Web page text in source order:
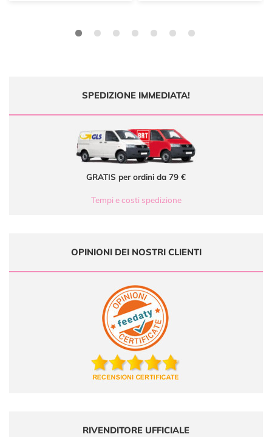
SPEDIZIONE IMMEDIATA!
GRATIS per ordini da 79 €
Tempi e costi spedizione
OPINIONI DEI NOSTRI CLIENTI
RIVENDITORE UFFICIALE